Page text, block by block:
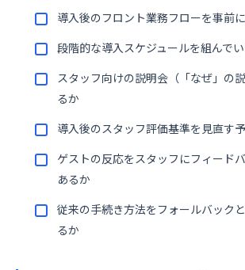
導入後のフロント業務フローを事前
段階的な導入スケジュールを組んで
スタッフ向けの説明会（「なぜ」の
るか
導入後のスタッフ評価基準を見直す
ゲストの反応をスタッフにフィード
あるか
従来の手続き方法をフォールバック
るか